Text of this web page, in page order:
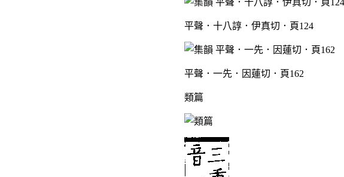
平聲．十八諄．伊真切．頁124
平聲．一先．因蓮切．頁162
類篇